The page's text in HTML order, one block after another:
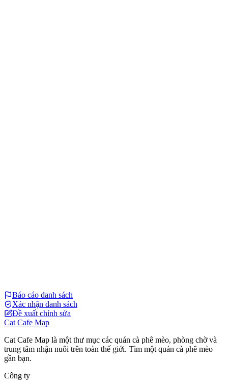
Báo cáo danh sách
Xác nhận danh sách
Đề xuất chỉnh sửa
Cat Cafe Map
Cat Cafe Map là một thư mục các quán cà phê mèo, phòng chờ và
trung tâm nhận nuôi trên toàn thế giới. Tìm một quán cà phê mèo
gần bạn.
Công ty